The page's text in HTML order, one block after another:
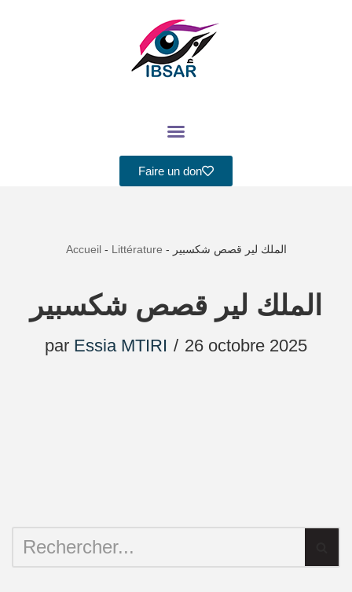
Faire un don
Accueil- Littérature - الملك لير قصص شكسبير
الملك لير قصص شكسبير
par Essia MTIRI 26 octobre 2025